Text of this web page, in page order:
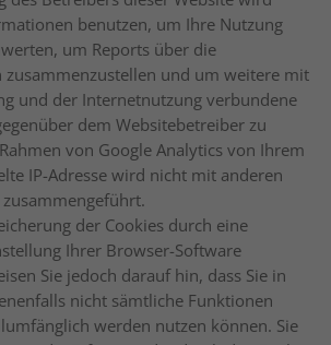
benutzen, um Ihre Nutzung
um Reports über die
zusammenzustellen und um weitere mit
und der Internetnutzung verbundene
dem Websitebetreiber zu
von Google Analytics von Ihrem
IP-Adresse wird nicht mit anderen
der Cookies durch eine
Ihrer Browser-Software
Sie jedoch darauf hin, dass Sie in
nicht sämtliche Funktionen
werden nutzen können. Sie